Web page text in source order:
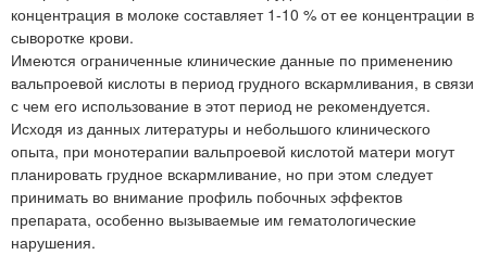
концентрация в молоке составляет 1-10 % от ее концентрации в
сыворотке крови.
Имеются ограниченные клинические данные по применению
вальпроевой кислоты в период грудного вскармливания, в связи
с чем его использование в этот период не рекомендуется.
Исходя из данных литературы и небольшого клинического
опыта, при монотерапии вальпроевой кислотой матери могут
планировать грудное вскармливание, но при этом следует
принимать во внимание профиль побочных эффектов
препарата, особенно вызываемые им гематологические
нарушения.